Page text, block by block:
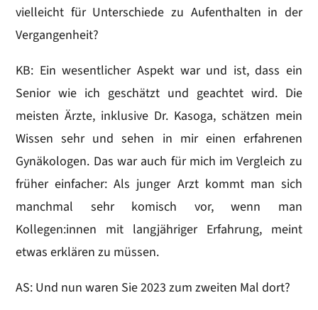
vielleicht für Unterschiede zu Aufenthalten in der
Vergangenheit?
KB: Ein wesentlicher Aspekt war und ist, dass ein
Senior wie ich geschätzt und geachtet wird. Die
meisten Ärzte, inklusive Dr. Kasoga, schätzen mein
Wissen sehr und sehen in mir einen erfahrenen
Gynäkologen. Das war auch für mich im Vergleich zu
früher einfacher: Als junger Arzt kommt man sich
manchmal sehr komisch vor, wenn man
Kollegen:innen mit langjähriger Erfahrung, meint
etwas erklären zu müssen.
AS: Und nun waren Sie 2023 zum zweiten Mal dort?